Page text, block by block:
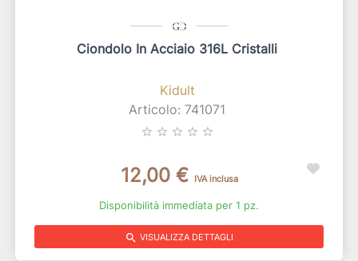
Ciondolo In Acciaio 316L Cristalli
Kidult
Articolo: 741071
star_border star_border star_border star_border star_border
12,00 € IVA inclusa
Disponibilità immediata per 1 pz.
search VISUALIZZA DETTAGLI